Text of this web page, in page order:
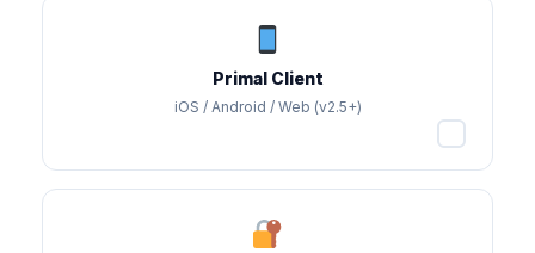
Primal Client
iOS / Android / Web (v2.5+)